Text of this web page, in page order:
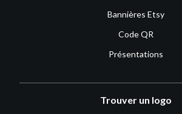
Bannières Etsy
Code QR
Présentations
Trouver un logo